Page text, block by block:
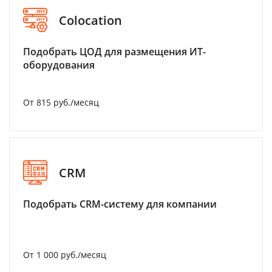
Colocation
Подобрать ЦОД для размещения ИТ-
оборудования
От 815 руб./месяц
CRM
Подобрать CRM-систему для компании
От 1 000 руб./месяц